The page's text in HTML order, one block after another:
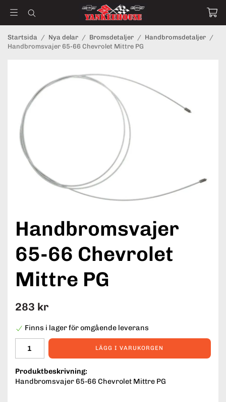
Startsida / Nya delar / Bromsdetaljer / Handbromsdetaljer /
Handbromsvajer 65-66 Chevrolet Mittre PG
Handbromsvajer
65-66 Chevrolet
Mittre PG
283 kr
Finns i lager för omgående leverans
LÄGG I VARUKORGEN
Produktbeskrivning:
Handbromsvajer 65-66 Chevrolet Mittre PG